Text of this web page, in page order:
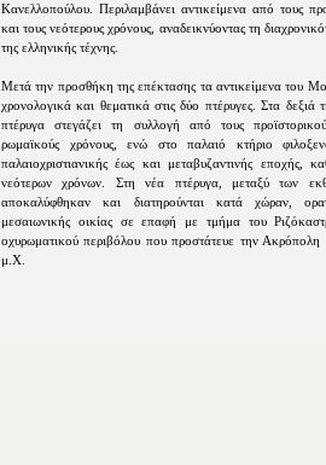
Κανελλοπούλου. Περιλαμβάνει αντικείμενα από τους
και τους νεότερους χρόνους, αναδεικνύοντας τη
της ελληνικής τέχνης.
Μετά την προσθήκη της επέκτασης τα αντικείμενα του
χρονολογικά και θεματικά στις δύο πτέρυγες. Στα δεξιά
πτέρυγα στεγάζει τη συλλογή από τους
ρωμαϊκούς χρόνους, ενώ στο παλαιό κτήριο
παλαιοχριστιανικής έως και μεταβυζαντινής εποχής,
νεότερων χρόνων. Στη νέα πτέρυγα, μεταξύ των
αποκαλύφθηκαν και διατηρούνται κατά χώραν,
μεσαιωνικής οικίας σε επαφή με τμήμα του
οχυρωματικού περιβόλου που προστάτευε την
μ.Χ.